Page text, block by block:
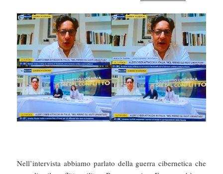
Nell’intervista abbiamo parlato della guerra cibernetica che